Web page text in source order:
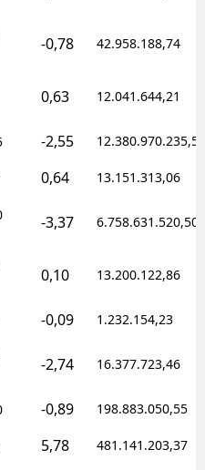
-0,78 42.958.188,74
0,63 12.041.644,21
-2,55 12.380.970.235,50
0,64 13.151.313,06
-3,37 6.758.631.520,50
0,10 13.200.122,86
-0,09 1.232.154,23
-2,74 16.377.723,46
-0,89 198.883.050,55
5,78 481.141.203,37